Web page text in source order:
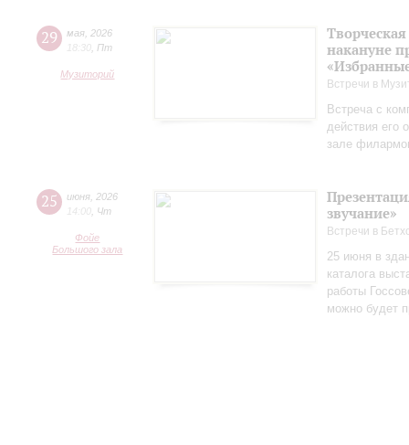
29 мая 2026
18:30 Пт
Музиторий
накануне
Встречи в
Встреча с
действия его
зале
25 июня 2026
14:00 Чт
Фойе
Большого зала
звучание»
Встречи в
25 июня в
каталога
работы
можно будет